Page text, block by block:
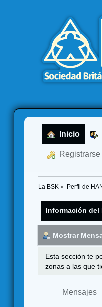
Inicio
Registrarse
La BSK » Perfil de
Información del
Mostrar
Esta sección te
zonas a las que
Mensajes